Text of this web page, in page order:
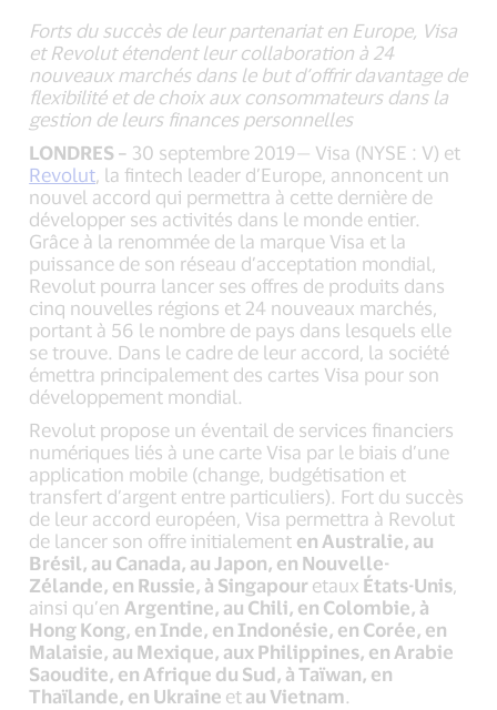
Forts du succès de leur partenariat en Europe, Visa
et Revolut étendent leur collaboration à 24
nouveaux marchés dans le but d’offrir davantage de
flexibilité et de choix aux consommateurs dans la
gestion de leurs finances personnelles
LONDRES – 30 septembre 2019— Visa (NYSE : V) et
Revolut, la fintech leader d’Europe, annoncent un
nouvel accord qui permettra à cette dernière de
développer ses activités dans le monde entier.
Grâce à la renommée de la marque Visa et la
puissance de son réseau d’acceptation mondial,
Revolut pourra lancer ses offres de produits dans
cinq nouvelles régions et 24 nouveaux marchés,
portant à 56 le nombre de pays dans lesquels elle
se trouve. Dans le cadre de leur accord, la société
émettra principalement des cartes Visa pour son
développement mondial.
Revolut propose un éventail de services financiers
numériques liés à une carte Visa par le biais d’une
application mobile (change, budgétisation et
transfert d’argent entre particuliers). Fort du succès
de leur accord européen, Visa permettra à Revolut
de lancer son offre initialement en Australie, au
Brésil, au Canada, au Japon, en Nouvelle-
Zélande, en Russie, à Singapour etaux États-Unis,
ainsi qu’en Argentine, au Chili, en Colombie, à
Hong Kong, en Inde, en Indonésie, en Corée, en
Malaisie, au Mexique, aux Philippines, en Arabie
Saoudite, en Afrique du Sud, à Taïwan, en
Thaïlande, en Ukraine et au Vietnam.